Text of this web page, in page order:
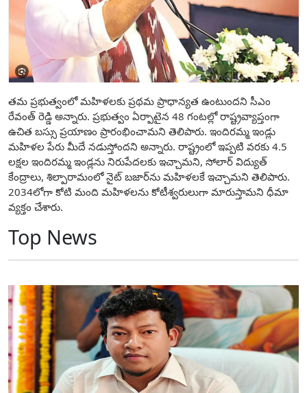
తమ ప్రభుత్వంలో మహిళలకు ప్రథమ ప్రాధాన్యత ఉంటుందని సీఎం
రేవంత్ రెడ్డి అన్నారు. ప్రభుత్వం ఏర్పాటైన 48 గంటల్లో రాష్ట్రవ్యాప్తంగా
ఉచిత బస్సు ప్రయాణం ప్రారంభించామని తెలిపారు. ఇందిరమ్మ ఇండ్లు
మహిళల పేరు మీదే నడుస్తోందని అన్నారు. రాష్ట్రంలో ఇప్పటి వరకు 4.5
లక్షల ఇందిరమ్మ ఇండ్లను నిరుపేదలకు ఇచ్చామని, సోలార్ విద్యుత్
కేంద్రాలు, శిల్పారామంలో నైట్ బజార్‌ను మహిళలకే ఇచ్చామని తెలిపారు.
2034లోగా కోటి మంది మహిళలను కోటీశ్వరులుగా మారుస్తామని ధీమా
వ్యక్తం చేశారు.
Top News